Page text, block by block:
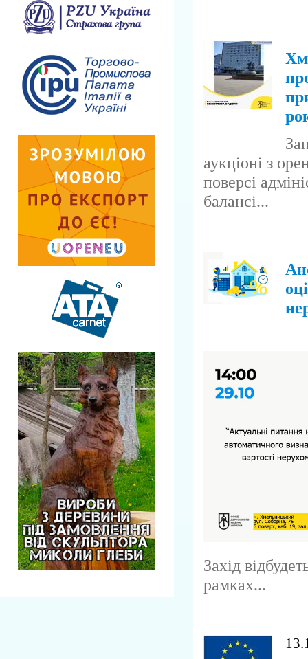
аукціоні з
поверсі
балансі...
Захід
рамках...